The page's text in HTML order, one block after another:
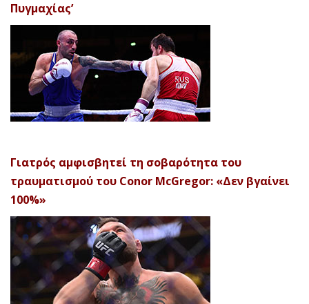
Πυγμαχίας’
Γιατρός αμφισβητεί τη σοβαρότητα του
τραυματισμού του Conor McGregor: «Δεν βγαίνει
100%»